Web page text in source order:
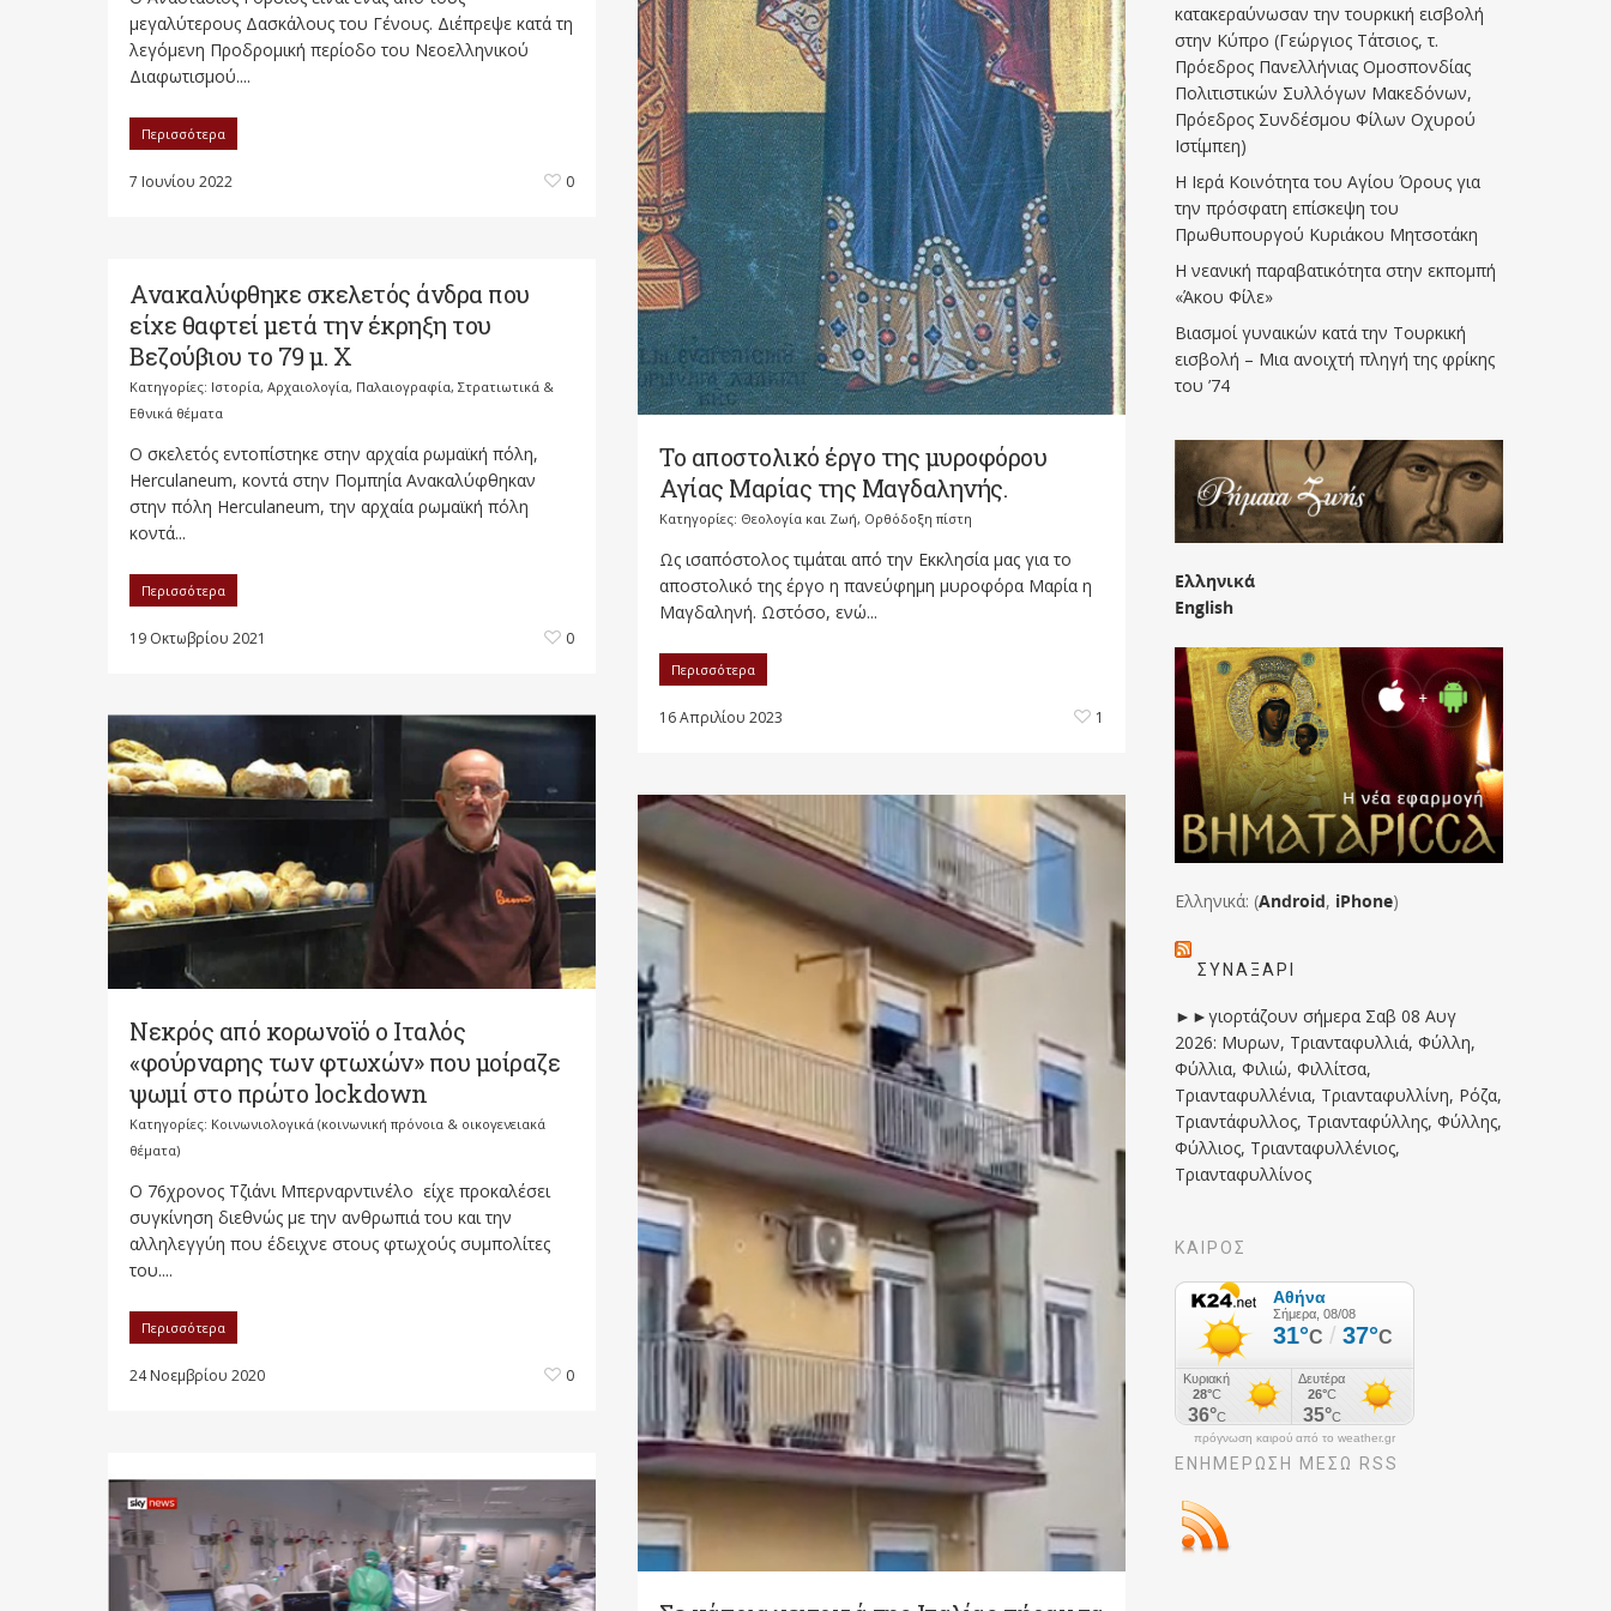
Το αποστολικό έργο της μυροφόρου
Αγίας Μαρίας της Μαγδαληνής.
Κατηγορίες: Θεολογία και Ζωή, Ορθόδοξη πίστη
Ως ισαπόστολος τιμάται από την Εκκλησία μας για το
αποστολικό της έργο η πανεύφημη μυροφόρα Μαρία η
Μαγδαληνή. Ωστόσο, ενώ...
Περισσότερα
16 Απριλίου 2023 1
μεγαλύτερους Δασκάλους του Γένους. Διέπρεψε κατά τη
λεγόμενη Προδρομική περίοδο του Νεοελληνικού
Διαφωτισμού....
Περισσότερα
7 Ιουνίου 2022 0
Ανακαλύφθηκε σκελετός άνδρα που
είχε θαφτεί μετά την έκρηξη του
Βεζούβιου το 79 μ. Χ
Κατηγορίες: Ιστορία, Αρχαιολογία, Παλαιογραφία, Στρατιωτικά &
Εθνικά θέματα
Ο σκελετός εντοπίστηκε στην αρχαία ρωμαϊκή πόλη,
Herculaneum, κοντά στην Πομπηία Aνακαλύφθηκαν
στην πόλη Herculaneum, την αρχαία ρωμαϊκή πόλη
κοντά...
Περισσότερα
19 Οκτωβρίου 2021 0
Νεκρός από κορωνοϊό ο Ιταλός
«φούρναρης των φτωχών» που μοίραζε
ψωμί στο πρώτο lockdown
Κατηγορίες: Κοινωνιολογικά (κοινωνική πρόνοια & οικογενειακά
θέματα)
Ο 76χρονος Τζιάνι Μπερναρντινέλο είχε προκαλέσει
συγκίνηση διεθνώς με την ανθρωπιά του και την
αλληλεγγύη που έδειχνε στους φτωχούς συμπολίτες
του....
Περισσότερα
24 Νοεμβρίου 2020 0
κατακεραύνωσαν την τουρκική εισβολή
στην Κύπρο (Γεώργιος Τάτσιος, τ.
Πρόεδρος Πανελλήνιας Ομοσπονδίας
Πολιτιστικών Συλλόγων Μακεδόνων,
Πρόεδρος Συνδέσμου Φίλων Οχυρού
Ιστίμπεη)
Η Ιερά Κοινότητα του Αγίου Όρους για
την πρόσφατη επίσκεψη του
Πρωθυπουργού Κυριάκου Μητσοτάκη
Η νεανική παραβατικότητα στην εκπομπή
«Άκου Φίλε»
Βιασμοί γυναικών κατά την Τουρκική
εισβολή – Μια ανοιχτή πληγή της φρίκης
του ’74
Ελληνικά
English
Ελληνικά: (Android, iPhone)
ΣΥΝΑΞΆΡΙ
►►γιορτάζουν σήμερα Σαβ 08 Αυγ
2026: Μυρων, Τριανταφυλλιά, Φύλλη,
Φύλλια, Φιλιώ, Φιλλίτσα,
Τριανταφυλλένια, Τριανταφυλλίνη, Ρόζα,
Τριαντάφυλλος, Τριανταφύλλης, Φύλλης,
Φύλλιος, Τριανταφυλλένιος,
Τριανταφυλλίνος
ΚΑΙΡΟΣ
πρόγνωση καιρού από το weather.gr
ΕΝΗΜΈΡΩΣΉ ΜΕΣΩ RSS